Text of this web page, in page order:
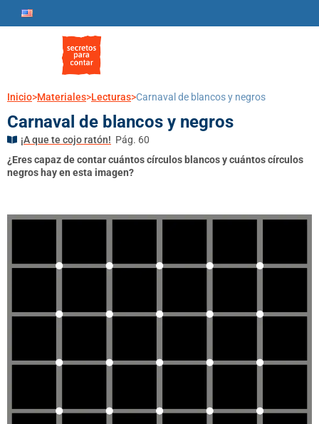
Inicio>Materiales>Lecturas>Carnaval de blancos y negros
Carnaval de blancos y negros
¡A que te cojo ratón! Pág. 60
¿Eres capaz de contar cuántos círculos blancos y cuántos círculos
negros hay en esta imagen?